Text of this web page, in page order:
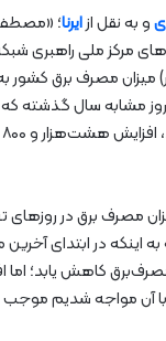
و به نقل ازایرنا؛
مرکز ملی راهبری
میزان مصرف برق در
اینکه در ابتدای
کاهش یابد؛ اما
آن مواجه شدیم